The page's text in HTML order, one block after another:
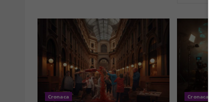
Cronaca Cronaca